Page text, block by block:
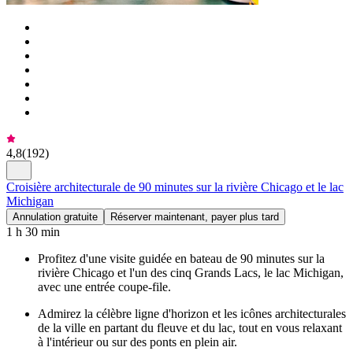
4,8(192)
Croisière architecturale de 90 minutes sur la rivière Chicago et le lac
Michigan
Annulation gratuite Réserver maintenant, payer plus tard
1 h 30 min
Profitez d'une visite guidée en bateau de 90 minutes sur la
rivière Chicago et l'un des cinq Grands Lacs, le lac Michigan,
avec une entrée coupe-file.
Admirez la célèbre ligne d'horizon et les icônes architecturales
de la ville en partant du fleuve et du lac, tout en vous relaxant
à l'intérieur ou sur des ponts en plein air.